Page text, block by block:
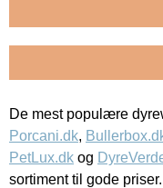
De mest populære
Porcani.dk,
PetLux.dk og
sortiment til gode priser.